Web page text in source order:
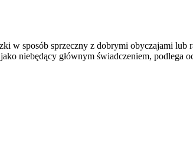
w sposób sprzeczny z dobrymi obyczajami lub
niebędący głównym świadczeniem,